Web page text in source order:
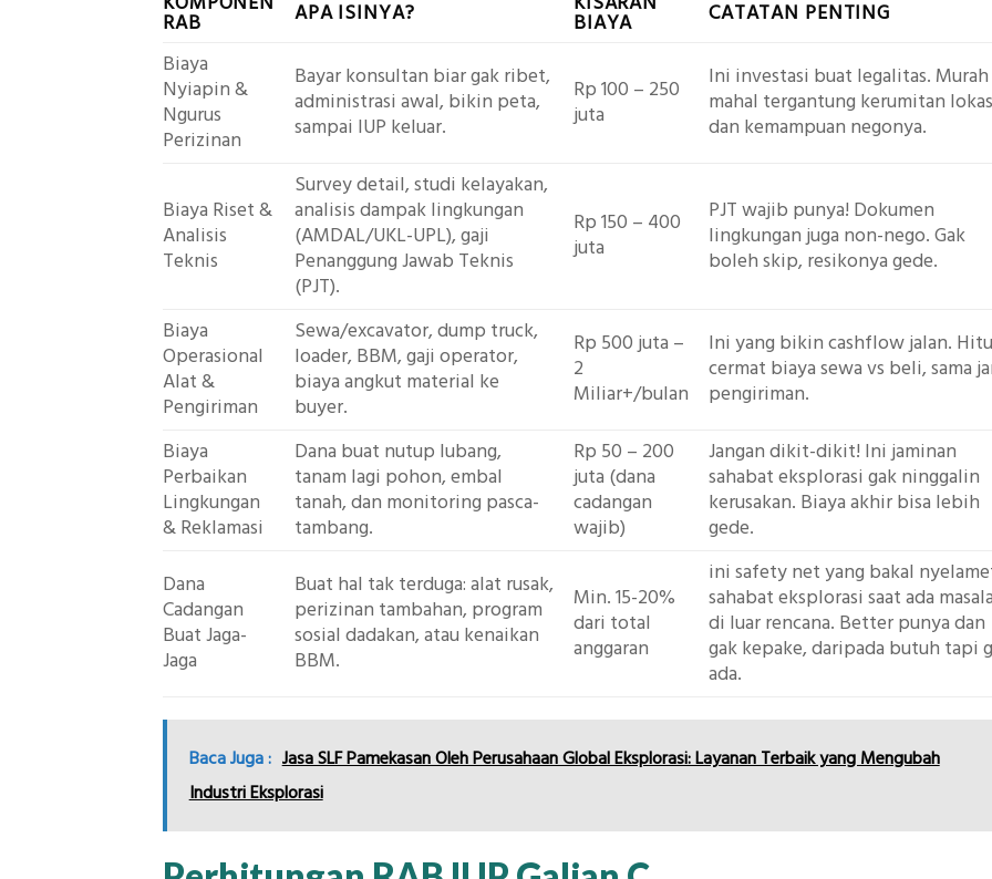
RAB APA ISINYA? BIAYA
CATATAN PENTING
Biaya
Nyiapin &
Ngurus
Perizinan
Bayar konsultan biar gak ribet,
administrasi awal, bikin peta,
sampai IUP keluar.
Rp 100 – 250
juta
Ini investasi buat legalitas. Murah
mahal tergantung kerumitan
dan kemampuan negonya.
Biaya Riset &
Analisis
Teknis
Survey detail, studi kelayakan,
analisis dampak lingkungan
(AMDAL/UKL-UPL), gaji
Penanggung Jawab Teknis
(PJT).
Rp 150 – 400
juta
PJT wajib punya! Dokumen
lingkungan juga non-nego. Gak
boleh skip, resikonya gede.
Biaya
Operasional
Alat &
Pengiriman
Sewa/excavator, dump truck,
loader, BBM, gaji operator,
biaya angkut material ke
buyer.
Rp 500 juta –
2
Miliar+/bulan
Ini yang bikin cashflow jalan.
cermat biaya sewa vs beli, sama
pengiriman.
Biaya
Perbaikan
Lingkungan
& Reklamasi
Dana buat nutup lubang,
tanam lagi pohon, embal
tanah, dan monitoring pasca-
tambang.
Rp 50 – 200
juta (dana
cadangan
wajib)
Jangan dikit-dikit! Ini jaminan
sahabat eksplorasi gak ninggalin
kerusakan. Biaya akhir bisa lebih
gede.
Dana
Cadangan
Buat Jaga-
Jaga
Buat hal tak terduga: alat rusak,
perizinan tambahan, program
sosial dadakan, atau kenaikan
BBM.
Min. 15-20%
dari total
anggaran
ini safety net yang bakal
sahabat eksplorasi saat ada
di luar rencana. Better punya dan
gak kepake, daripada butuh tapi
ada.
Baca Juga : Jasa SLF Pamekasan Oleh Perusahaan Global Eksplorasi: Layanan Terbaik yang Mengubah
Industri Eksplorasi